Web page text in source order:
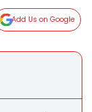
Add Us on Google